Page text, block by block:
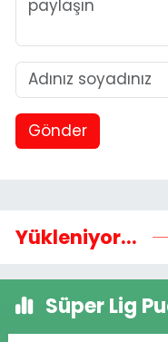
Gönder
Yükleniyor...
Süper Lig